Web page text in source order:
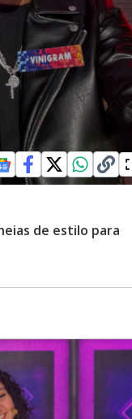
de estilo para